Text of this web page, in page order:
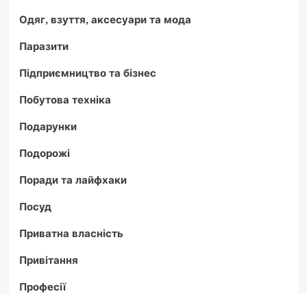
Одяг, взуття, аксесуари та мода
Паразити
Підприємництво та бізнес
Побутова техніка
Подарунки
Подорожі
Поради та лайфхаки
Посуд
Приватна власність
Привітання
Професії